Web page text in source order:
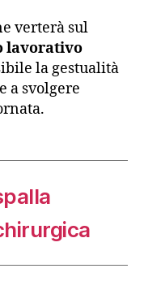
verterà sul
lavorativo
la gestualità
a svolgere